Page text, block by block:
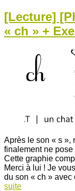
[Lecture]
« ch » +
Après le son « s »,
finalement ne
Cette graphie
Merci à lui ! Je
du son « ch » avec
suite